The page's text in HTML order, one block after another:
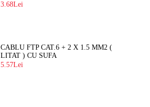
3.68Lei
CABLU FTP CAT.6 + 2 X 1.5 MM2 (
LITAT ) CU SUFA
5.57Lei